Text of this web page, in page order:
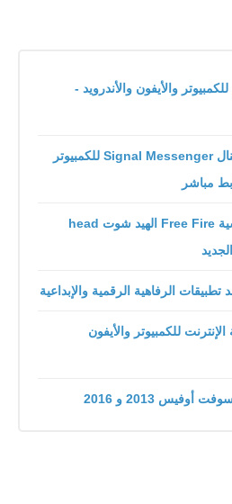
والأيفون والأندرويد -
تطبيق المراسلة سيجنال Signal Messenger للكمبيوتر
مباشر
أفضل إعدادات حساسية Free Fire الهيد شوت head
للكمبيوتر والأيفون
2013 و 2016